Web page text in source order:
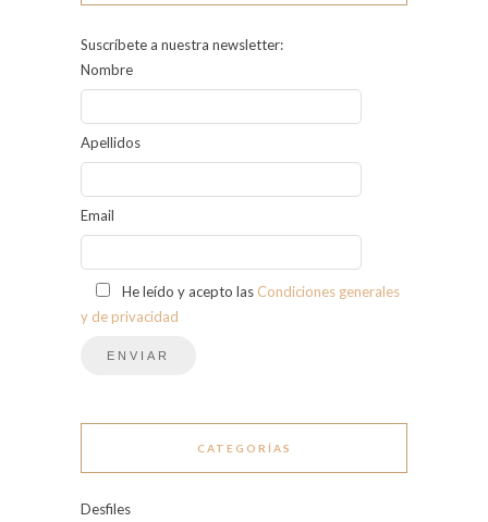
Suscríbete a nuestra newsletter:
Nombre
Apellidos
Email
He leído y acepto las Condiciones generales
y de privacidad
CATEGORÍAS
Desfiles